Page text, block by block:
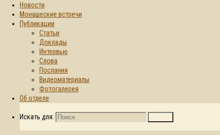
Новости
Монашеские встречи
Публикации
Статьи
Доклады
Интервью
Слова
Послания
Видеоматериалы
Фотогалерея
Об отделе
Искать для:
© 2015-2026. Синодальный отдел по
делам монастырей и монашеству БПЦ